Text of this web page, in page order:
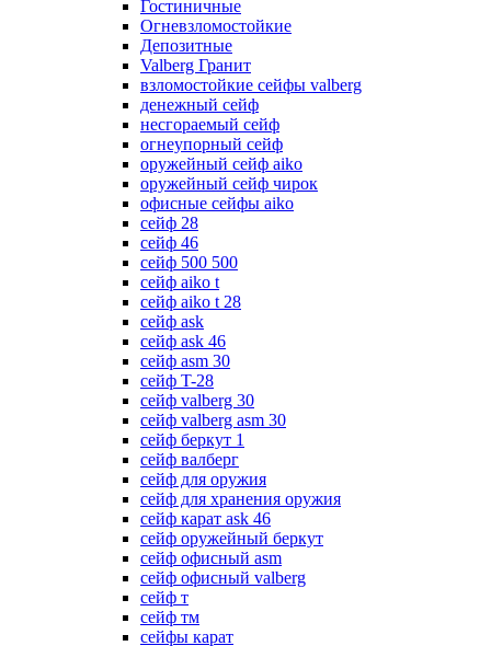
Гостиничные
Огневзломостойкие
Депозитные
Valberg Гранит
взломостойкие сейфы valberg
денежный сейф
несгораемый сейф
огнеупорный сейф
оружейный сейф aiko
оружейный сейф чирок
офисные сейфы aiko
сейф 28
сейф 46
сейф 500 500
сейф aiko t
сейф aiko t 28
сейф ask
сейф ask 46
сейф asm 30
сейф T-28
сейф valberg 30
сейф valberg asm 30
сейф беркут 1
сейф валберг
сейф для оружия
сейф для хранения оружия
сейф карат ask 46
сейф оружейный беркут
сейф офисный asm
сейф офисный valberg
сейф т
сейф тм
сейфы карат